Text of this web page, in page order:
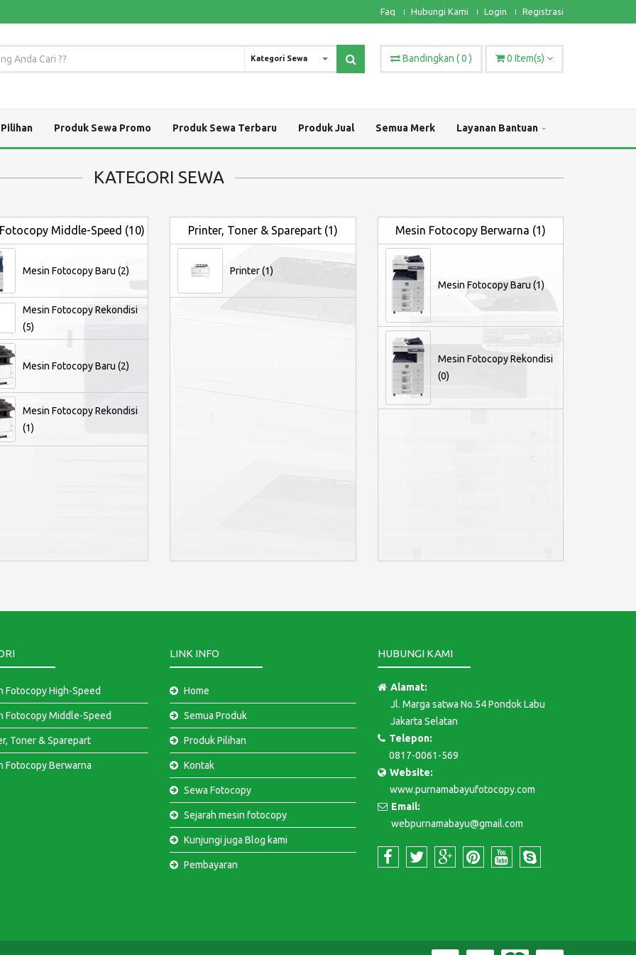
Faq Hubungi Kami Login Registrasi
Kategori Sewa Bandingkan (0 ) 0 Item(s)
Produk Sewa Promo Produk Sewa Terbaru Produk Jual Semua Merk Layanan Bantuan
KATEGORI SEWA
Middle-Speed (10)
Mesin Fotocopy Baru (2)
Mesin Fotocopy Rekondisi
(5)
Mesin Fotocopy Baru (2)
Mesin Fotocopy Rekondisi
(1)
Printer, Toner & Sparepart (1)
Printer (1)
Mesin Fotocopy Berwarna (1)
Mesin Fotocopy Baru (1)
Mesin Fotocopy Rekondisi
(0)
Fotocopy High-Speed
Fotocopy Middle-Speed
Toner & Sparepart
Fotocopy Berwarna
LINK INFO
Home
Semua Produk
Produk Pilihan
Kontak
Sewa Fotocopy
Sejarah mesin fotocopy
Kunjungi juga Blog kami
Pembayaran
HUBUNGI KAMI
Alamat:
Jl. Marga satwa No.54 Pondok Labu
Jakarta Selatan
Telepon:
0817-0061-569
Website:
www.purnamabayufotocopy.com
Email:
webpurnamabayu@gmail.com